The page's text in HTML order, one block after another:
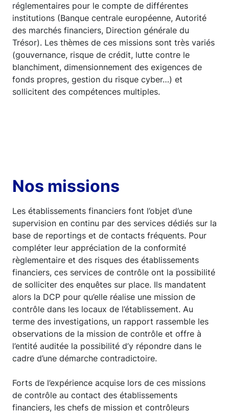
réglementaires pour le compte de différentes
institutions (Banque centrale européenne, Autorité
des marchés financiers, Direction générale du
Trésor). Les thèmes de ces missions sont très variés
(gouvernance, risque de crédit, lutte contre le
blanchiment, dimensionnement des exigences de
fonds propres, gestion du risque cyber…) et
sollicitent des compétences multiples.
Nos missions
Les établissements financiers font l’objet d’une
supervision en continu par des services dédiés sur la
base de reportings et de contacts fréquents. Pour
compléter leur appréciation de la conformité
règlementaire et des risques des établissements
financiers, ces services de contrôle ont la possibilité
de solliciter des enquêtes sur place. Ils mandatent
alors la DCP pour qu’elle réalise une mission de
contrôle dans les locaux de l’établissement. Au
terme des investigations, un rapport rassemble les
observations de la mission de contrôle et offre à
l’entité auditée la possibilité d’y répondre dans le
cadre d’une démarche contradictoire.
Forts de l’expérience acquise lors de ces missions
de contrôle au contact des établissements
financiers, les chefs de mission et contrôleurs